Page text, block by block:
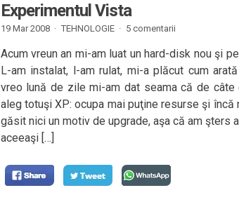
Experimentul Vista
19 Mar 2008 · TEHNOLOGIE· 5 comentarii
Acum vreun an mi-am luat un hard-disk nou şi
L-am instalat, l-am rulat, mi-a plăcut cum
vreo lună de zile mi-am dat seama că de
aleg totuşi XP: ocupa mai puţine resurse şi
găsit nici un motiv de upgrade, aşa că am şters
aceeaşi […]